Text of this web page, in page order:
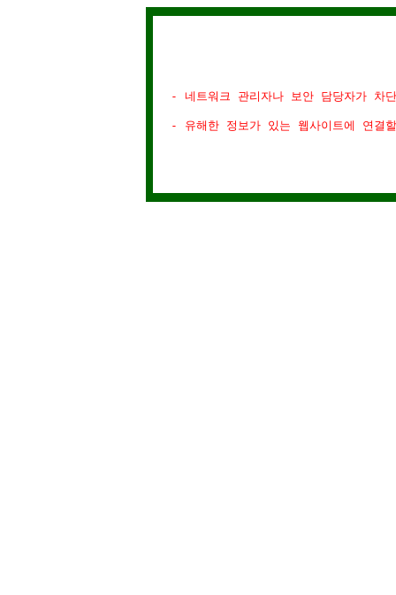
- 네트워크 관리자나 보안 담당자가 차
- 유해한 정보가 있는 웹사이트에 연결